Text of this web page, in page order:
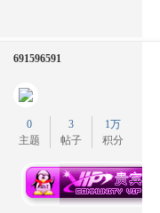
691596591
0
主题
3
帖子
1万
积分